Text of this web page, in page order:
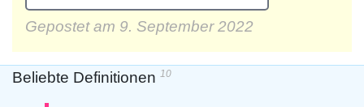
Gepostet am 9. September 2022
Beliebte Definitionen 10